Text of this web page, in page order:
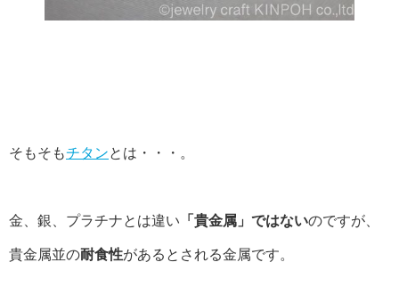
そもそもチタンとは・・・。
金、銀、プラチナとは違い 「貴金属」ではないのですが、
貴金属並の耐食性があるとされる金属です。